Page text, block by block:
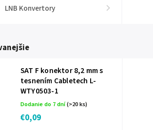
LNB Konvertory
SAT F konektor 8,2 mm s
tesnením Cabletech L-
WTY0503-1
Dodanie do 7 dní(>20 ks)
€0,09